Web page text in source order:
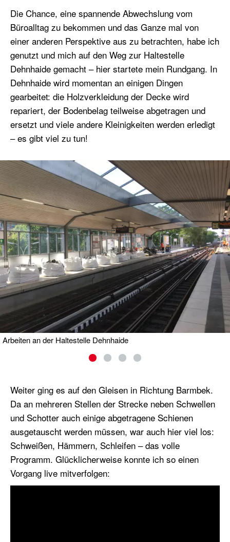
Die Chance, eine spannende Abwechslung vom
Büroalltag zu bekommen und das Ganze mal von
einer anderen Perspektive aus zu betrachten, habe ich
genutzt und mich auf den Weg zur Haltestelle
Dehnhaide gemacht – hier startete mein Rundgang. In
Dehnhaide wird momentan an einigen Dingen
gearbeitet: die Holzverkleidung der Decke wird
repariert, der Bodenbelag teilweise abgetragen und
ersetzt und viele andere Kleinigkeiten werden erledigt
– es gibt viel zu tun!
Arbeiten an der Haltestelle Dehnhaide
Weiter ging es auf den Gleisen in Richtung Barmbek.
Da an mehreren Stellen der Strecke neben Schwellen
und Schotter auch einige abgetragene Schienen
ausgetauscht werden müssen, war auch hier viel los:
Schweißen, Hämmern, Schleifen – das volle
Programm. Glücklicherweise konnte ich so einen
Vorgang live mitverfolgen: